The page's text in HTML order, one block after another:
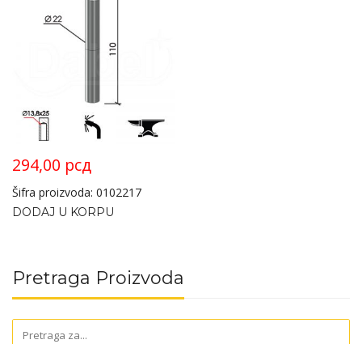
294,00 рсд
Šifra proizvoda: 0102217
DODAJ U KORPU
Pretraga Proizvoda